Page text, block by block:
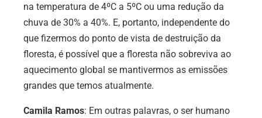
na temperatura de 4ºC a 5ºC ou uma redução da
chuva de 30% a 40%. E, portanto, independente do
que fizermos do ponto de vista de destruição da
floresta, é possível que a floresta não sobreviva ao
aquecimento global se mantivermos as emissões
grandes que temos atualmente.
Camila Ramos: Em outras palavras, o ser humano